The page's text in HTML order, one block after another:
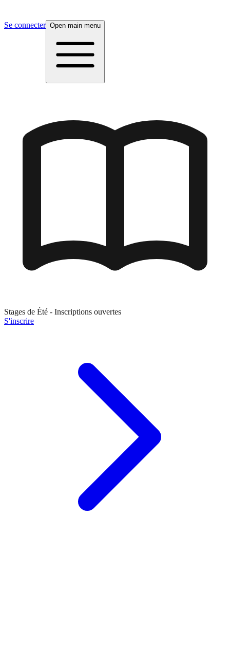
Se connecter Open main menu
Stages de Été - Inscriptions ouvertes
S'inscrire